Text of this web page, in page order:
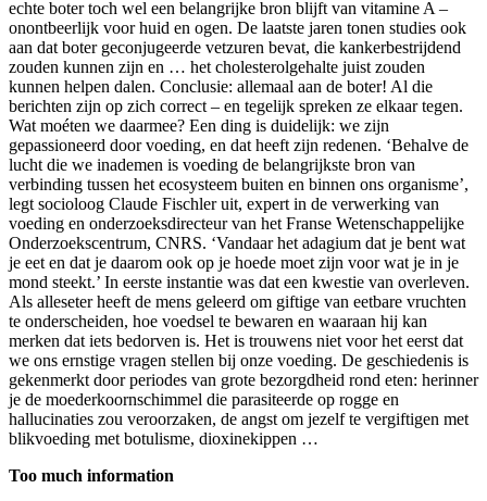
echte boter toch wel een belangrijke bron blijft van vitamine A –
onontbeerlijk voor huid en ogen. De laatste jaren tonen studies ook
aan dat boter geconjugeerde vetzuren bevat, die kankerbestrijdend
zouden kunnen zijn en … het cholesterolgehalte juist zouden
kunnen helpen dalen. Conclusie: allemaal aan de boter! Al die
berichten zijn op zich correct – en tegelijk spreken ze elkaar tegen.
Wat moéten we daarmee? Een ding is duidelijk: we zijn
gepassioneerd door voeding, en dat heeft zijn redenen. ‘Behalve de
lucht die we inademen is voeding de belangrijkste bron van
verbinding tussen het ecosysteem buiten en binnen ons organisme’,
legt socioloog Claude Fischler uit, expert in de verwerking van
voeding en onderzoeksdirecteur van het Franse Wetenschappelijke
Onderzoekscentrum, CNRS. ‘Vandaar het adagium dat je bent wat
je eet en dat je daarom ook op je hoede moet zijn voor wat je in je
mond steekt.’ In eerste instantie was dat een kwestie van overleven.
Als alles­eter heeft de mens geleerd om giftige van eetbare vruchten
te onderscheiden, hoe voedsel te bewaren en waaraan hij kan
merken dat iets bedorven is. Het is trouwens niet voor het eerst dat
we ons ernstige vragen stellen bij onze voeding. De geschiedenis is
gekenmerkt door periodes van grote bezorgdheid rond eten: herinner
je de moederkoornschimmel die parasiteerde op rogge en
hallucinaties zou veroorzaken, de angst om jezelf te vergiftigen met
blikvoeding met botulisme, dioxinekippen …
Too much information